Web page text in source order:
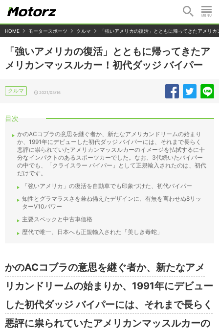
HOME モータースポーツ クルマ 「強いアメリカの復活」とともに帰ってきたアメリ
「強いアメリカの復活」とともに帰ってきたア
メリカンマッスルカー！初代ダッジ バイパー
クルマ 2021/03/16
目次
かのACコブラの意思を継ぐ者か、新たなアメリカンドリームの始まり
か、1991年にデビューした初代ダッジ バイパーには、それまで長らく
悪評に祟られていたアメリカンマッスルカーのイメージを払拭するに十
分なインパクトのあるスポーツカーでした。なお、3代続いたバイパー
の中でも、「クライスラー バイパー」として正規輸入されたのは、初代
だけです。
「強いアメリカ」の復活を自動車でも印象づけた、初代バイパー
知性とグラマラスさを兼ね備えたデザインに、有無を言わせぬ8リッ
ターV10パワー
主要スペックと中古車価格
歴代で唯一、日本へも正規輸入された「美しき毒蛇」
かのACコブラの意思を継ぐ者か、新たなアメ
リカンドリームの始まりか、1991年にデビュー
した初代ダッジ バイパーには、それまで長らく
悪評に祟られていたアメリカンマッスルカーの